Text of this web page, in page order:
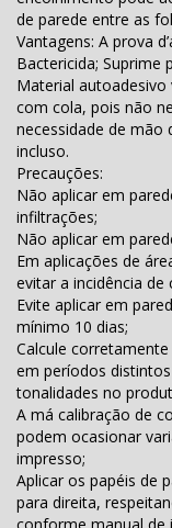
de parede entre as
Vantagens: A prova
Bactericida; Suprime
Material autoadesivo
com cola, pois não
necessidade de mão
incluso.
Precauções:
Não aplicar em
infiltrações;
Não aplicar em
Em aplicações de
evitar a incidência de
Evite aplicar em
mínimo 10 dias;
Calcule
em períodos
tonalidades no
A má calibração de
podem ocasionar
impresso;
Aplicar os papéis de
para direita,